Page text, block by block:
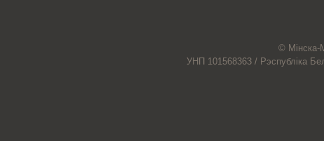
© Мiнска-
УНП 101568363 / Рэспубліка